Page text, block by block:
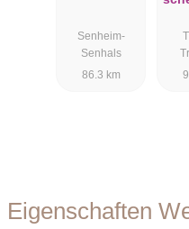
Senheim-
Senhals
86.3 km
Eigenschaften